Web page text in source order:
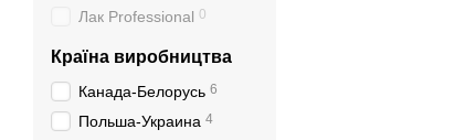
Лак Professional 0
Країна виробництва
Канада-Белорусь 6
Польша-Украина 4